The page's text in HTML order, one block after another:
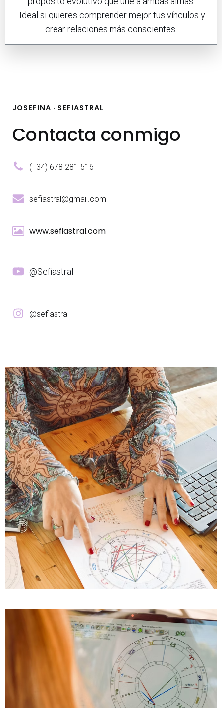
Ideal si quieres comprender mejor tus vínculos y
crear relaciones más conscientes.
JOSEFINA · SEFIASTRAL
Contacta conmigo
(+34) 678 281 516
sefiastral@gmail.com
www.sefiastral.com
@Sefiastral
@sefiastral